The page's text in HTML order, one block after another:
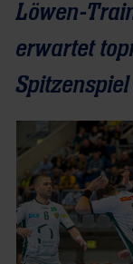
Löwen-
erwartet